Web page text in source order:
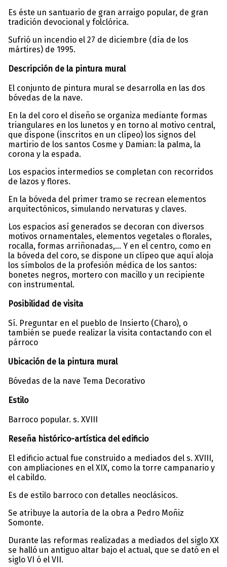
Es éste un santuario de gran arraigo popular, de gran
tradición devocional y folclórica.
Sufrió un incendio el 27 de diciembre (día de los
mártires) de 1995.
Descripción de la pintura mural
El conjunto de pintura mural se desarrolla en las dos
bóvedas de la nave.
En la del coro el diseño se organiza mediante formas
triangulares en los lunetos y en torno al motivo central,
que dispone (inscritos en un clípeo) los signos del
martirio de los santos Cosme y Damian: la palma, la
corona y la espada.
Los espacios intermedios se completan con recorridos
de lazos y flores.
En la bóveda del primer tramo se recrean elementos
arquitectónicos, simulando nervaturas y claves.
Los espacios así generados se decoran con diversos
motivos ornamentales, elementos vegetales o florales,
rocalla, formas arriñonadas,… Y en el centro, como en
la bóveda del coro, se dispone un clípeo que aquí aloja
los símbolos de la profesión médica de los santos:
bonetes negros, mortero con macillo y un recipiente
con instrumental.
Posibilidad de visita
Sí. Preguntar en el pueblo de Insierto (Charo), o
también se puede realizar la visita contactando con el
párroco
Ubicación de la pintura mural
Bóvedas de la nave Tema Decorativo
Estilo
Barroco popular. s. XVIII
Reseña histórico-artística del edificio
El edificio actual fue construido a mediados del s. XVIII,
con ampliaciones en el XIX, como la torre campanario y
el cabildo.
Es de estilo barroco con detalles neoclásicos.
Se atribuye la autoría de la obra a Pedro Moñiz
Somonte.
Durante las reformas realizadas a mediados del siglo XX
se halló un antiguo altar bajo el actual, que se dató en el
siglo VI ó el VII.